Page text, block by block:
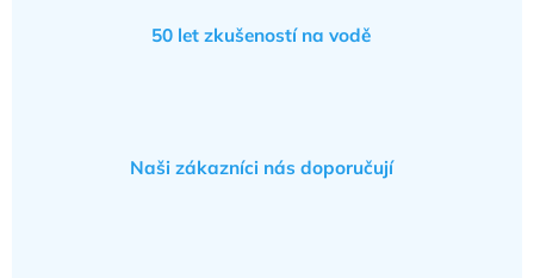
50 let zkušeností na vodě
Naši zákazníci nás doporučují